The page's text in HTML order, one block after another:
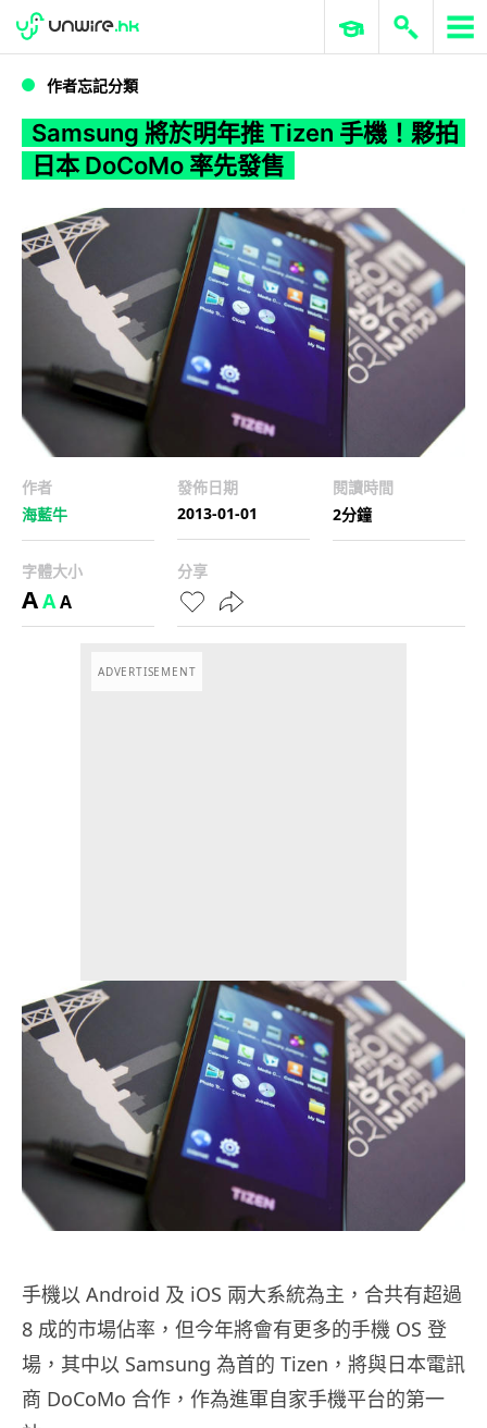
WWDC 2026 ERP 與商業 AI
作者忘記分類
Samsung 將於明年推 Tizen 手機！夥拍
日本 DoCoMo 率先發售
作者
海藍牛
發佈日期
2013-01-01
閱讀時間
2分鐘
字體大小
AAA
分享
ADVERTISEMENT
手機以 Android 及 iOS 兩大系統為主，合共有超過
8 成的市場佔率，但今年將會有更多的手機 OS 登
場，其中以 Samsung 為首的 Tizen，將與日本電訊
商 DoCoMo 合作，作為進軍自家手機平台的第一